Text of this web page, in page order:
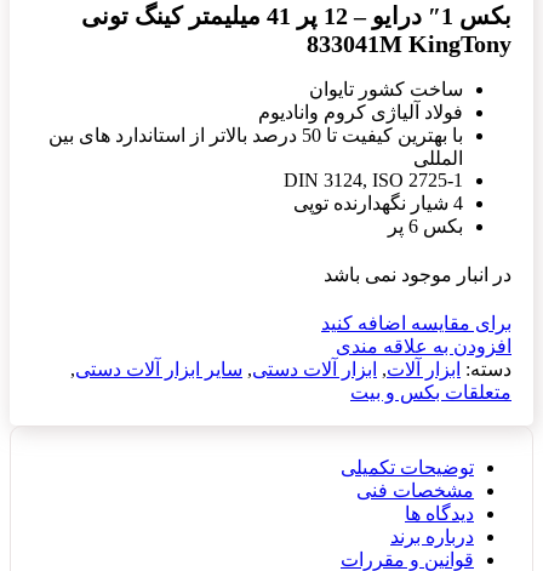
بکس 1″ درایو – 12 پر 41 میلیمتر کینگ تونی
833041M KingTony
ساخت کشور تایوان
فولاد آلیاژی کروم وانادیوم
با بهترین کیفیت تا 50 درصد بالاتر از استاندارد های بین
المللی
DIN 3124, ISO 2725-1
4 شیار نگهدارنده توپی
بکس 6 پر
در انبار موجود نمی باشد
برای مقایسه اضافه کنید
افزودن به علاقه مندی
دسته: ابزار آلات, ابزار آلات دستی, سایر ابزار آلات دستی,
متعلقات بکس و بیت
توضیحات تکمیلی
مشخصات فنی
دیدگاه ها
درباره برند
قوانین و مقررات